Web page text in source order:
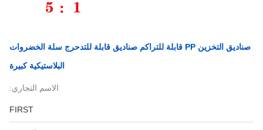
صناديق التخزين PP قابلة للتراكم صناديق قابلة للتدحرج سلة الخضروات
البلاستيكية كبيرة
الاسم التجاري:
FIRST